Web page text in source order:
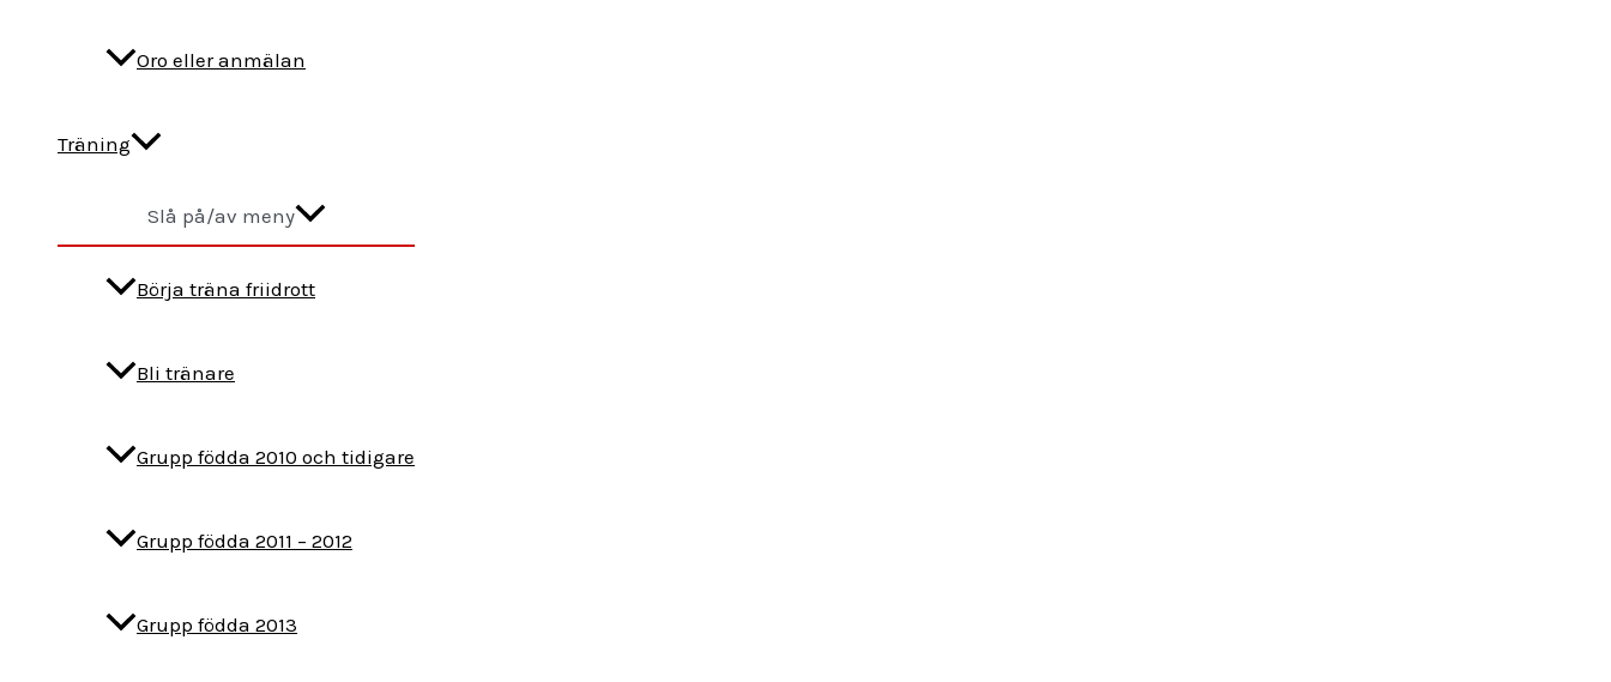
Oro eller anmälan
Träning
Slå på/av meny
Börja träna friidrott
Bli tränare
Grupp födda 2010 och tidigare
Grupp födda 2011 – 2012
Grupp födda 2013